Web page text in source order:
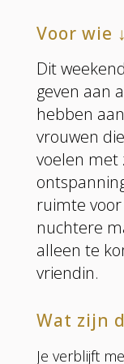
Voor wie ↓
Dit
geven aan
hebben
vrouwen
voelen met
ruimte
nuchtere
alleen te
vriendin.
Wat zijn
Je verblijft